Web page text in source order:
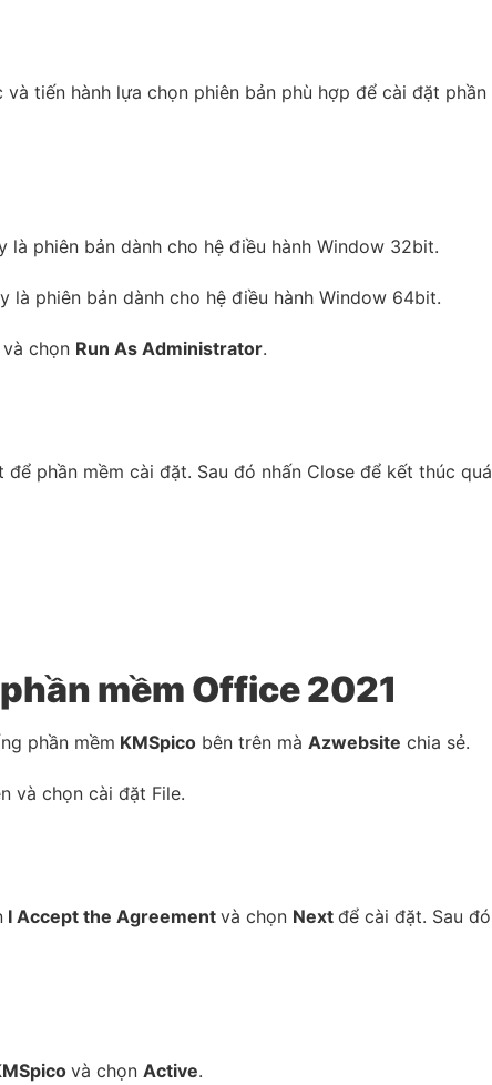
và tiến hành lựa chọn phiên bản phù hợp để cài đặt phần
là phiên bản dành cho hệ điều hành Window 32bit.
là phiên bản dành cho hệ điều hành Window 64bit.
chọn Run As Administrator.
phần mềm cài đặt. Sau đó nhấn Close để kết thúc quá
mềm Office 2021
phần mềm KMSpico bên trên mà Azwebsite chia sẻ.
và chọn cài đặt File.
I Accept the Agreement và chọn Next để cài đặt. Sau đó
và chọn Active.